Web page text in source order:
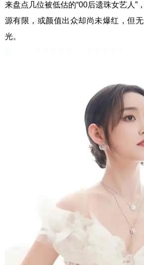
来盘点几位被低估的“00后遗珠女艺人”
源有限，或颜值出众却尚未爆红，但
光。